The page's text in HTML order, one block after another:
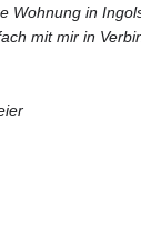
Wohnung in
mit mir in